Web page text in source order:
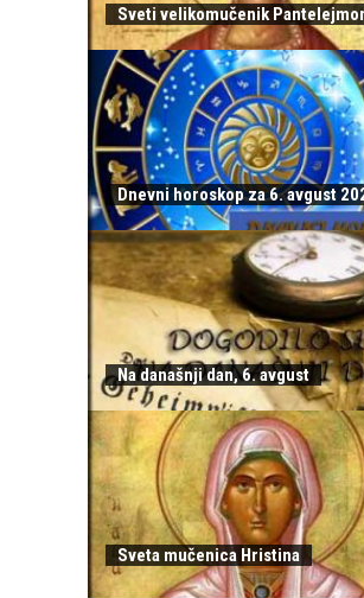
Sveti velikomučenik
Dnevni horoskop za 6. avgust
Na današnji dan, 6. avgust
Sveta mučenica Hristina